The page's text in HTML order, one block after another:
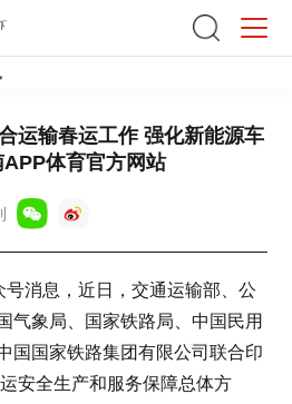
运输春运工作 强化新能源车
体育官方网站
号消息，近日，交通运输部、公
气象局、国家铁路局、中国民用
国国家铁路集团有限公司联合印
安全生产和服务保障总体方